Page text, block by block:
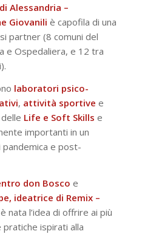
Alessandria –
Giovanili è capofila di una
partner (8 comuni del
e Ospedaliera, e 12 tra
laboratori psico-
, attività sportive e
Life e Soft Skills e
importanti in un
e post-
don Bosco e
ideatrice di Remix –
è nata l’idea di offrire ai più
ispirati alla